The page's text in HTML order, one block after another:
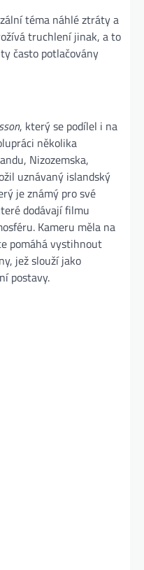
téma náhlé ztráty a
truchlení jinak, a to
často potlačovány
, který se podílel i na
několika
Nizozemska,
uznávaný islandský
je známý pro své
dodávají filmu
Kameru měla na
pomáhá vystihnout
jež slouží jako
postavy.